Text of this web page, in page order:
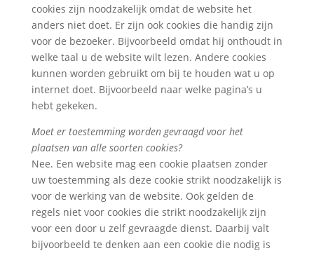
cookies zijn noodzakelijk omdat de website het
anders niet doet. Er zijn ook cookies die handig zijn
voor de bezoeker. Bijvoorbeeld omdat hij onthoudt in
welke taal u de website wilt lezen. Andere cookies
kunnen worden gebruikt om bij te houden wat u op
internet doet. Bijvoorbeeld naar welke pagina’s u
hebt gekeken.
Moet er toestemming worden gevraagd voor het
plaatsen van alle soorten cookies?
Nee. Een website mag een cookie plaatsen zonder
uw toestemming als deze cookie strikt noodzakelijk is
voor de werking van de website. Ook gelden de
regels niet voor cookies die strikt noodzakelijk zijn
voor een door u zelf gevraagde dienst. Daarbij valt
bijvoorbeeld te denken aan een cookie die nodig is